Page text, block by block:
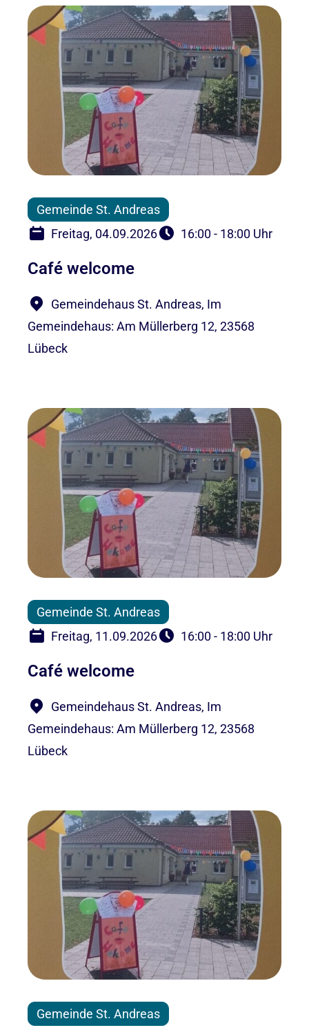
Gemeinde St. Andreas
Freitag, 04.09.2026
16:00 - 18:00 Uhr
Café welcome
Gemeindehaus St. Andreas, Im
Gemeindehaus: Am Müllerberg 12, 23568
Lübeck
Gemeinde St. Andreas
Freitag, 11.09.2026
16:00 - 18:00 Uhr
Café welcome
Gemeindehaus St. Andreas, Im
Gemeindehaus: Am Müllerberg 12, 23568
Lübeck
Gemeinde St. Andreas